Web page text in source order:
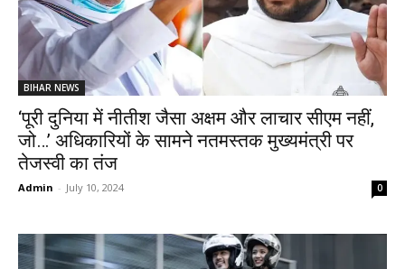
BIHAR NEWS
‘पूरी दुनिया में नीतीश जैसा अक्षम और लाचार सीएम नहीं,
जो…’ अधिकारियों के सामने नतमस्तक मुख्यमंत्री पर
तेजस्वी का तंज
Admin - July 10, 2024 0